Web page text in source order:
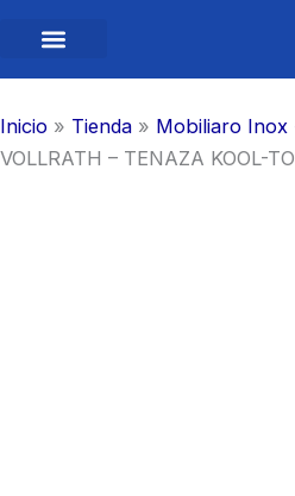
contenido
Inicio » Tienda » Mobiliaro Inox
VOLLRATH – TENAZA KOOL-